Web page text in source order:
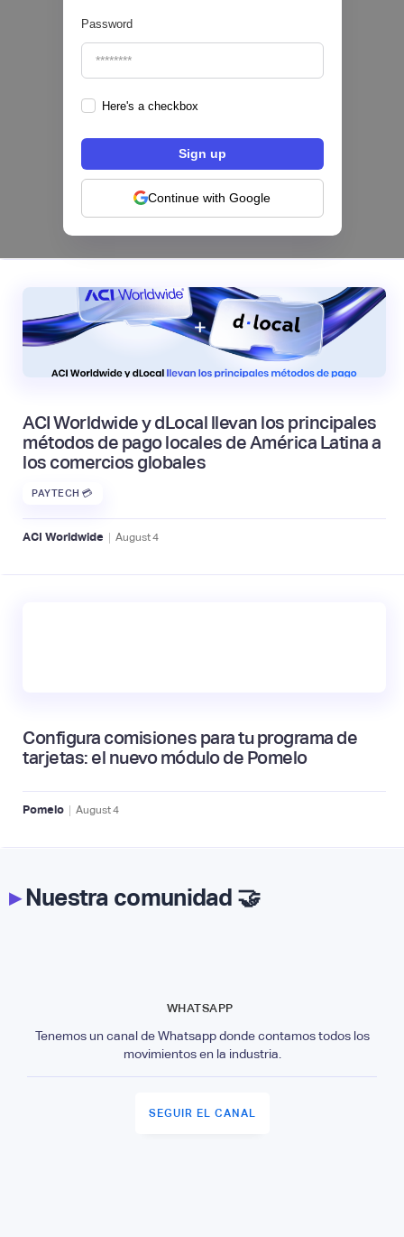
Password
Here's a checkbox
Continue with Google
Los bancos se están dividiendo en dos
categorías frente a la IA | Mambu
August6
ACI Worldwide y dLocal llevan los principales
métodos de pago locales de América Latina a
los comercios globales
PAYTECH 💳
ACI Worldwide | August4
Configura comisiones para tu programa de
tarjetas: el nuevo módulo de Pomelo
Pomelo | August4
▸Nuestra comunidad 🤝
WHATSAPP
Tenemos un canal de Whatsapp donde contamos todos los
movimientos en la industria.
SEGUIR EL CANAL